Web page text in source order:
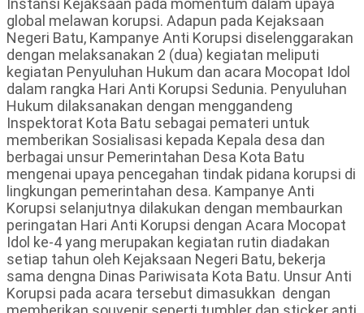
Instansi Kejaksaan pada momentum dalam upaya
global melawan korupsi. Adapun pada Kejaksaan
Negeri Batu, Kampanye Anti Korupsi diselenggarakan
dengan melaksanakan 2 (dua) kegiatan meliputi
kegiatan Penyuluhan Hukum dan acara Mocopat Idol
dalam rangka Hari Anti Korupsi Sedunia. Penyuluhan
Hukum dilaksanakan dengan menggandeng
Inspektorat Kota Batu sebagai pemateri untuk
memberikan Sosialisasi kepada Kepala desa dan
berbagai unsur Pemerintahan Desa Kota Batu
mengenai upaya pencegahan tindak pidana korupsi di
lingkungan pemerintahan desa. Kampanye Anti
Korupsi selanjutnya dilakukan dengan membaurkan
peringatan Hari Anti Korupsi dengan Acara Mocopat
Idol ke-4 yang merupakan kegiatan rutin diadakan
setiap tahun oleh Kejaksaan Negeri Batu, bekerja
sama dengna Dinas Pariwisata Kota Batu. Unsur Anti
Korupsi pada acara tersebut dimasukkan dengan